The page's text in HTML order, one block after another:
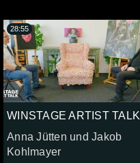
WINSTAGE ARTIST TALK
Anna Jütten und Jakob
Kohlmayer
28:55